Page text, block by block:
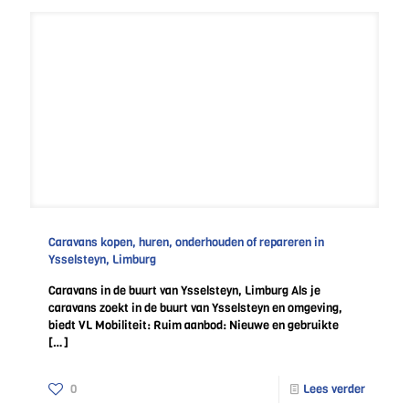
Caravans kopen, huren, onderhouden of repareren in
Ysselsteyn, Limburg
Caravans in de buurt van Ysselsteyn, Limburg Als je
caravans zoekt in de buurt van Ysselsteyn en omgeving,
biedt VL Mobiliteit: Ruim aanbod: Nieuwe en gebruikte
[…]
0 Lees verder